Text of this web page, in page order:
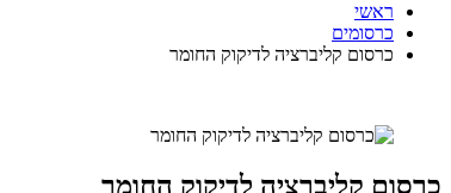
ראשי
כרסומים
כרסום קליברציה לדיקוק החומר
כרסום קליברציה לדיקוק החומר